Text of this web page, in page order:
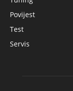
Povijest
Test
Servis